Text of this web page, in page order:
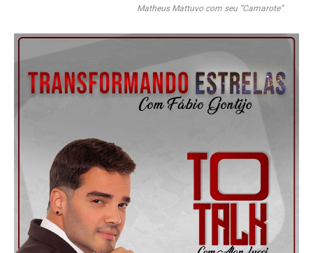
Matheus Mattuvo com seu “Camarote”